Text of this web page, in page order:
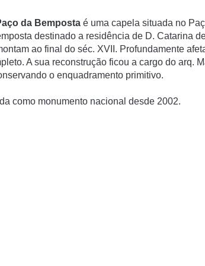
da Bemposta é uma capela situada no
destinado a residência de D. Catarina
ao final do séc. XVII. Profundamente
A sua reconstrução ficou a cargo do arq.
o enquadramento primitivo.
como monumento nacional desde 2002.